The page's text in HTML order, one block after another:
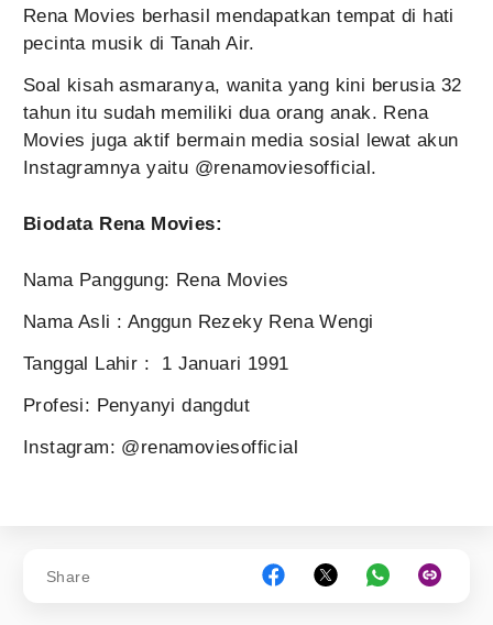
Rena Movies berhasil mendapatkan tempat di hati
pecinta musik di Tanah Air.
Soal kisah asmaranya, wanita yang kini berusia 32
tahun itu sudah memiliki dua orang anak. Rena
Movies juga aktif bermain media sosial lewat akun
Instagramnya yaitu @renamoviesofficial.
Biodata Rena Movies:
Nama Panggung: Rena Movies
Nama Asli : Anggun Rezeky Rena Wengi
Tanggal Lahir : 1 Januari 1991
Profesi: Penyanyi dangdut
Instagram: @renamoviesofficial
Share